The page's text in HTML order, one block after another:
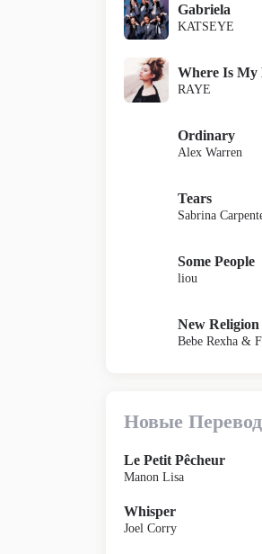
Gabriela
KATSEYE
Where Is My
RAYE
Ordinary
Alex Warren
Tears
Sabrina
Some People
liou
New Religion
Bebe Rexha &
Новые
Le Petit Pêcheur
Manon Lisa
Whisper
Joel Corry